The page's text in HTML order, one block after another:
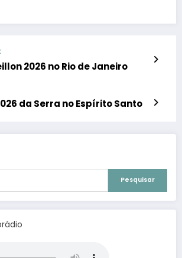
2026 no Rio de Janeiro
da Serra no Espírito Santo
Pesquisar